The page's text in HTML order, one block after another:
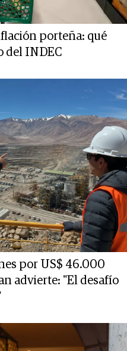
porteña: qué
del INDEC
por US$ 46.000
advierte: "El desafío